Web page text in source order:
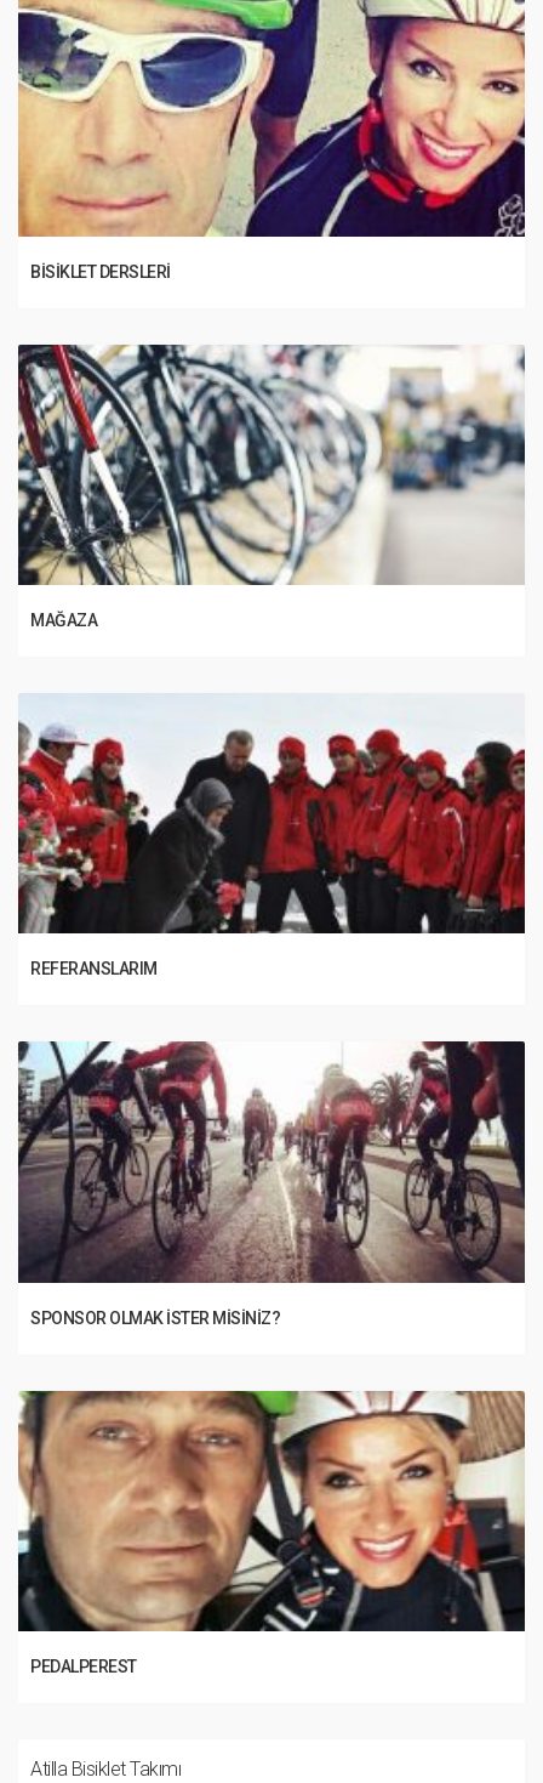
BISIKLET DERSLERI
MAĞAZA
REFERANSLARIM
SPONSOR OLMAK İSTER MISINIZ?
PEDALPEREST
Atilla Bisiklet Takımı